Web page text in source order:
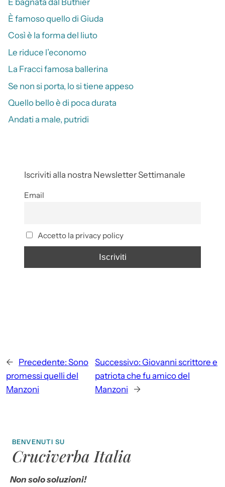
È famoso quello di Giuda
Così è la forma del liuto
Le riduce l’economo
La Fracci famosa ballerina
Se non si porta, lo si tiene appeso
Quello bello è di poca durata
Andati a male, putridi
Iscriviti alla nostra Newsletter Settimanale
Email
Accetto la privacy policy
← Precedente: Sono
promessi quelli del
Manzoni
Successivo: Giovanni scrittore e
patriota che fu amico del
Manzoni
→
BENVENUTI SU
Cruciverba Italia
Non solo soluzioni!